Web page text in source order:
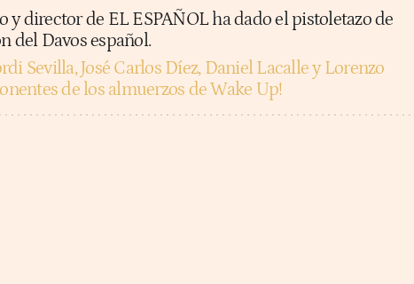
y director de EL ESPAÑOL ha dado el pistoletazo de
del Davos español.
Sevilla, José Carlos Díez, Daniel Lacalle y Lorenzo
de los almuerzos de Wake Up!